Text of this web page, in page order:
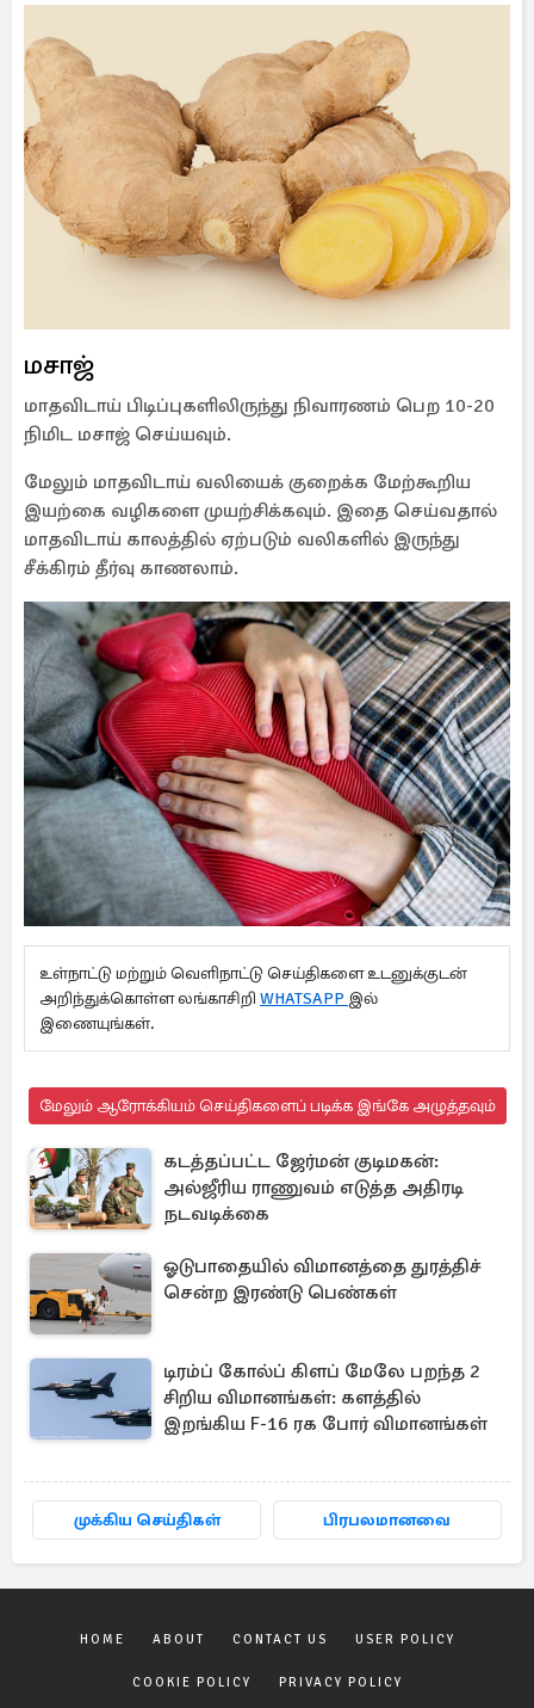
மசாஜ்
மாதவிடாய் பிடிப்புகளிலிருந்து நிவாரணம் பெற 10-20
நிமிட மசாஜ் செய்யவும்.
மேலும் மாதவிடாய் வலியைக் குறைக்க மேற்கூறிய
இயற்கை வழிகளை முயற்சிக்கவும். இதை செய்வதால்
மாதவிடாய் காலத்தில் ஏற்படும் வலிகளில் இருந்து
சீக்கிரம் தீர்வு காணலாம்.
உள்நாட்டு மற்றும் வெளிநாட்டு செய்திகளை உடனுக்குடன்
அறிந்துக்கொள்ள லங்காசிறி WHATSAPP இல்
இணையுங்கள்.
மேலும் ஆரோக்கியம் செய்திகளைப் படிக்க இங்கே அழுத்தவும்
கடத்தப்பட்ட ஜேர்மன் குடிமகன்:
அல்ஜீரிய ராணுவம் எடுத்த அதிரடி
நடவடிக்கை
ஓடுபாதையில் விமானத்தை துரத்திச்
சென்ற இரண்டு பெண்கள்
டிரம்ப் கோல்ப் கிளப் மேலே பறந்த 2
சிறிய விமானங்கள்: களத்தில்
இறங்கிய F-16 ரக போர் விமானங்கள்
முக்கிய செய்திகள் பிரபலமானவை
HOME ABOUT CONTACT US USER POLICY
COOKIE POLICY PRIVACY POLICY